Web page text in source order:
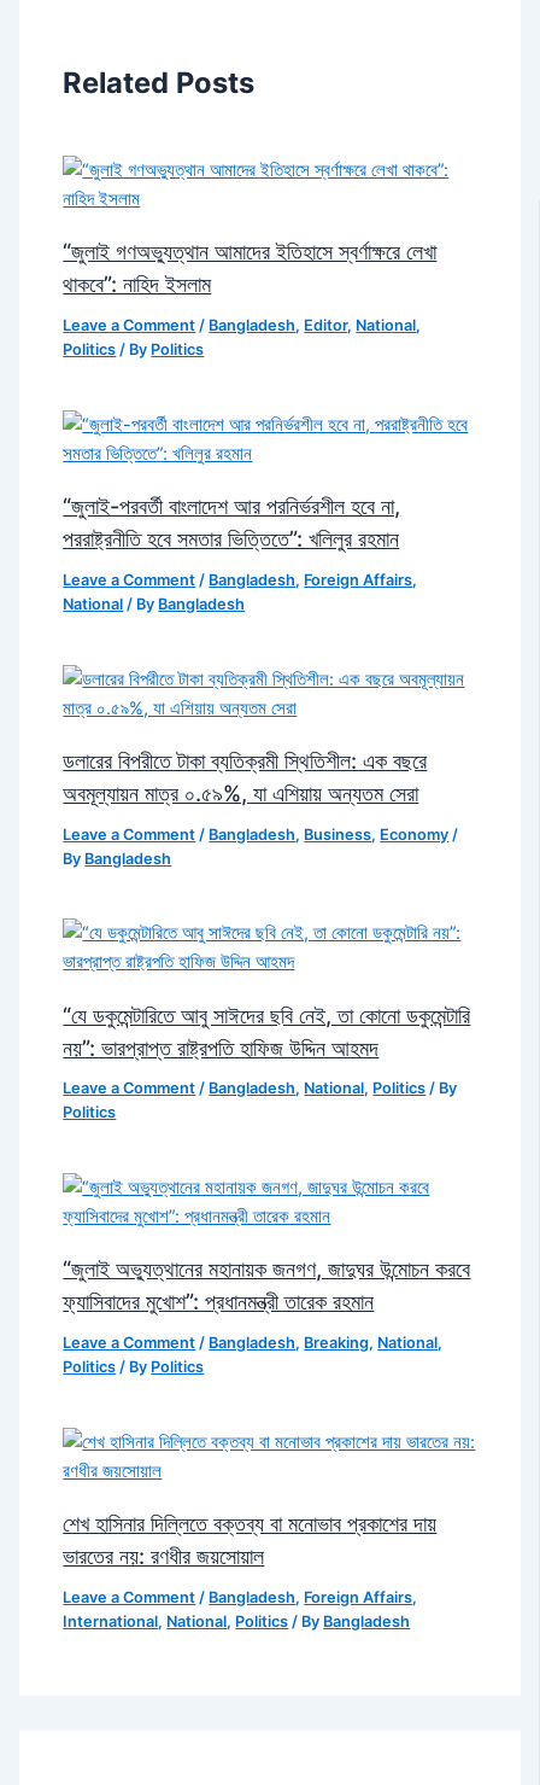
Related Posts
“জুলাই গণঅভ্যুত্থান আমাদের ইতিহাসে স্বর্ণাক্ষরে লেখা
থাকবে”: নাহিদ ইসলাম
Leave a Comment / Bangladesh, Editor, National,
Politics / By Politics
“জুলাই-পরবর্তী বাংলাদেশ আর পরনির্ভরশীল হবে না,
পররাষ্ট্রনীতি হবে সমতার ভিত্তিতে”: খলিলুর রহমান
Leave a Comment / Bangladesh, Foreign Affairs,
National / By Bangladesh
ডলারের বিপরীতে টাকা ব্যতিক্রমী স্থিতিশীল: এক বছরে
অবমূল্যায়ন মাত্র ০.৫৯%, যা এশিয়ায় অন্যতম সেরা
Leave a Comment / Bangladesh, Business, Economy /
By Bangladesh
“যে ডকুমেন্টারিতে আবু সাঈদের ছবি নেই, তা কোনো ডকুমেন্টারি
নয়”: ভারপ্রাপ্ত রাষ্ট্রপতি হাফিজ উদ্দিন আহমদ
Leave a Comment / Bangladesh, National, Politics / By
Politics
“জুলাই অভ্যুত্থানের মহানায়ক জনগণ, জাদুঘর উন্মোচন করবে
ফ্যাসিবাদের মুখোশ”: প্রধানমন্ত্রী তারেক রহমান
Leave a Comment / Bangladesh, Breaking, National,
Politics / By Politics
শেখ হাসিনার দিল্লিতে বক্তব্য বা মনোভাব প্রকাশের দায়
ভারতের নয়: রণধীর জয়সোয়াল
Leave a Comment / Bangladesh, Foreign Affairs,
International, National, Politics / By Bangladesh